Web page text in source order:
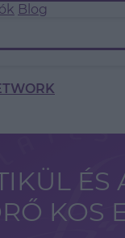
Blog
ÉS
KOS